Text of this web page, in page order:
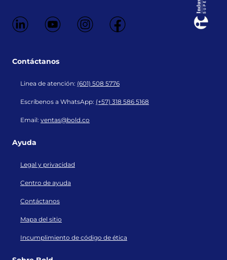
Redes Sociales
Contáctanos
Linea de atención: (601) 508 5776
Escríbenos a WhatsApp: (+57) 318 586 5168
Email: ventas@bold.co
Ayuda
Legal y privacidad
Centro de ayuda
Contáctanos
Mapa del sitio
Incumplimiento de código de ética